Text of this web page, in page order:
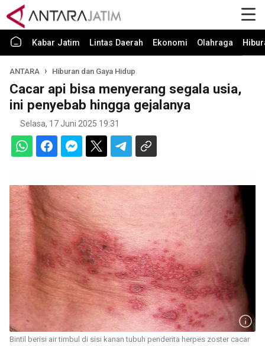
Kabar Jatim Lintas Daerah Ekonomi Olahraga
ANTARA Hiburan dan Gaya Hidup
Cacar api bisa menyerang segala usia,
ini penyebab hingga gejalanya
Selasa, 17 Juni 2025 19:31
Bintil berisi air timbul di sisi kanan tubuh penderita herpes zoster cacar